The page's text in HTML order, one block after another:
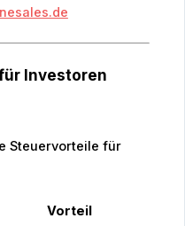
Investoren
Steuervorteile für
Vorteil